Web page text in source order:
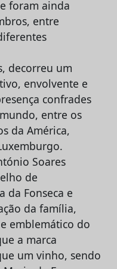
foram ainda
entre
decorreu um
envolvente e
confrades
entre os
da América,
Soares
de
da Fonseca e
da família,
emblemático do
a marca
um vinho, sendo